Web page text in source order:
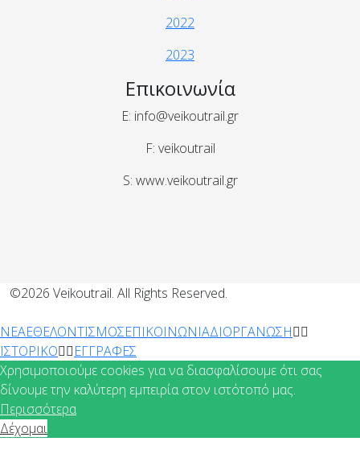
2022
2023
Επικοινωνία
E: info@veikoutrail.gr
F: veikoutrail
S: www.veikoutrail.gr
©2026 Veikoutrail. All Rights Reserved.
ΝΕΑΕΘΕΛΟΝΤΙΣΜΟΣΕΠΙΚΟΙΝΩΝΙΑΔΙΟΡΓΑΝΩΣΗ
ΙΣΤΟΡΙΚΟ
ΕΓΓΡΑΦΕΣ
Χρησιμοποιούμε cookies για να διασφαλίσουμε ότι σας
δίνουμε την καλύτερη εμπειρία στον ιστότοπό μας.
Περισσότερα
Δέχομαι